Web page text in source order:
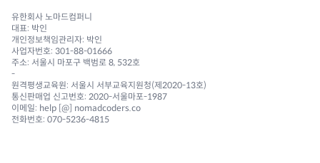
유한회사 노마드컴퍼니
대표: 박인
개인정보책임관리자: 박인
사업자번호: 301-88-01666
주소: 서울시 마포구 백범로 8, 532호
-
원격평생교육원: 서울시 서부교육지원청(제2020-13호)
통신판매업 신고번호: 2020-서울마포-1987
이메일: help [@] nomadcoders.co
전화번호: 070-5236-4815